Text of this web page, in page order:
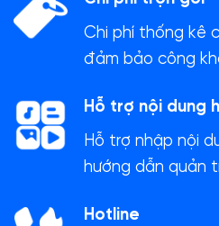
Chi phí thống kê
đảm bảo công
Hỗ trợ nội dung
Hỗ trợ nhập nội
hướng dẫn quản
Hotline